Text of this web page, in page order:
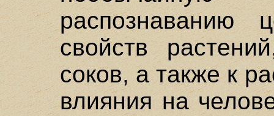
распознаванию
свойств
соков, а также к
влияния на